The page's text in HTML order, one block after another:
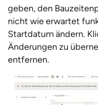
geben, den
nicht wie erwartet
Startdatum ändern.
Änderungen zu
entfernen.